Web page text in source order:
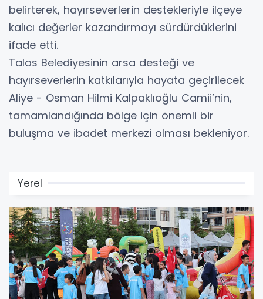
belirterek, hayırseverlerin destekleriyle ilçeye
kalıcı değerler kazandırmayı sürdürdüklerini
ifade etti.
Talas Belediyesinin arsa desteği ve
hayırseverlerin katkılarıyla hayata geçirilecek
Aliye - Osman Hilmi Kalpaklıoğlu Camii’nin,
tamamlandığında bölge için önemli bir
buluşma ve ibadet merkezi olması bekleniyor.
Yerel